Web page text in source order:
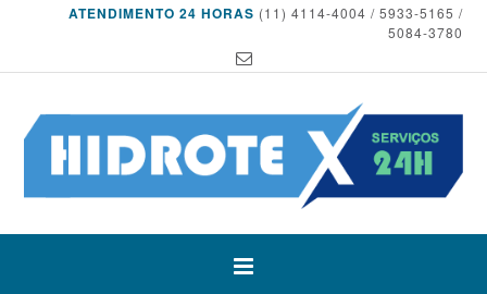
ATENDIMENTO 24 HORAS (11) 4114-4004 / 5933-5165 /
5084-3780